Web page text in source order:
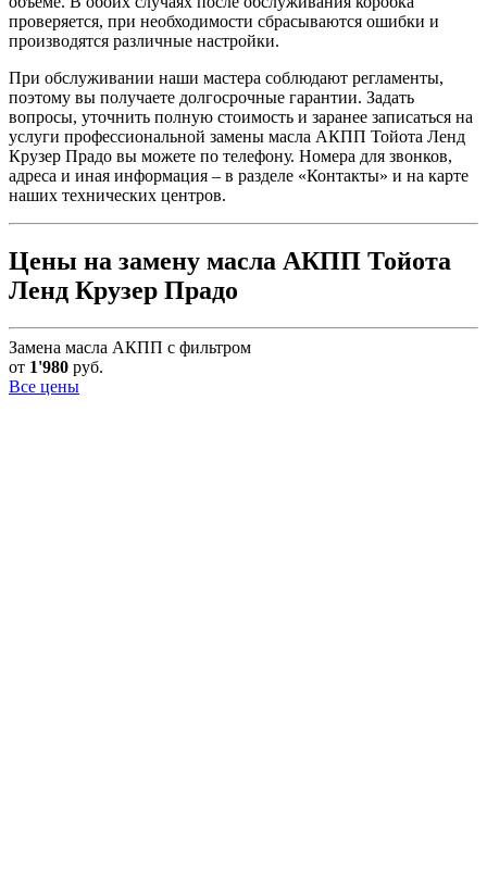
проверяется, при необходимости сбрасываются ошибки и
производятся различные настройки.
При обслуживании наши мастера соблюдают регламенты,
поэтому вы получаете долгосрочные гарантии. Задать
вопросы, уточнить полную стоимость и заранее записаться на
услуги профессиональной замены масла АКПП Тойота Ленд
Крузер Прадо вы можете по телефону. Номера для звонков,
адреса и иная информация – в разделе «Контакты» и на карте
наших технических центров.
Цены на замену масла АКПП Тойота
Ленд Крузер Прадо
Замена масла АКПП с фильтром
от 1'980 руб.
Все цены